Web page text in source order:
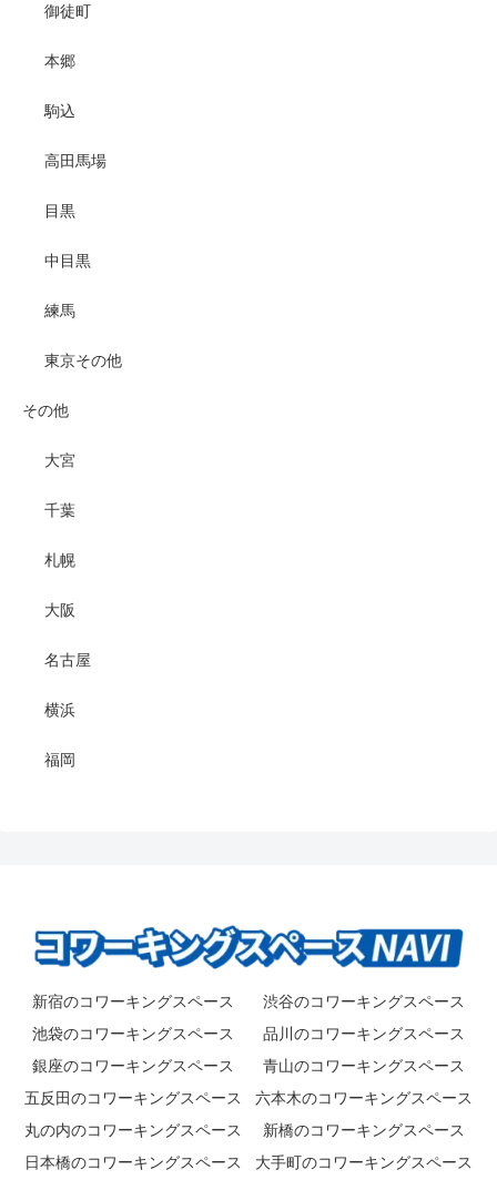
御徒町
本郷
駒込
高田馬場
目黒
中目黒
練馬
東京その他
その他
大宮
千葉
札幌
大阪
名古屋
横浜
福岡
新宿のコワーキングスペース
渋谷のコワーキングスペース
池袋のコワーキングスペース
品川のコワーキングスペース
銀座のコワーキングスペース
青山のコワーキングスペース
五反田のコワーキングスペース
六本木のコワーキングスペース
丸の内のコワーキングスペース
新橋のコワーキングスペース
日本橋のコワーキングスペース
大手町のコワーキングスペース